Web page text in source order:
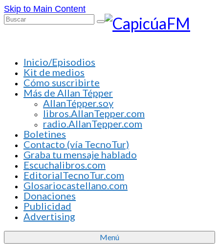
Skip to Main Content
Buscar
Inicio/Episodios
Kit de medios
Cómo suscribirte
Más de Allan Tépper
AllanTépper.soy
libros.AllanTepper.com
radio.AllanTepper.com
Boletines
Contacto (vía TecnoTur)
Graba tu mensaje hablado
Escuchalibros.com
EditorialTecnoTur.com
Glosariocastellano.com
Donaciones
Publicidad
Advertising
Menú